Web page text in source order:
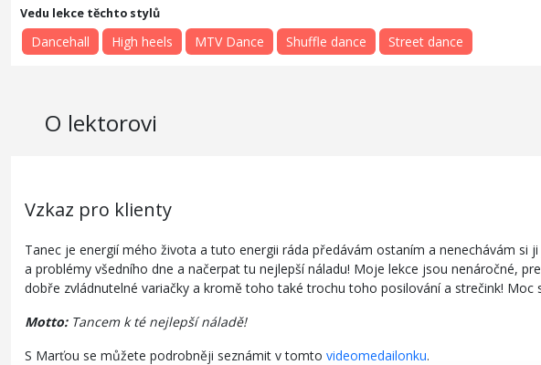
Dancehall High heels MTV Dance Shuffle dance Street dance
O lektorovi
Vzkaz pro klienty
Tanec je energií mého života a tuto energii ráda předávám ostaním a nenechávám
a problémy všedního dne a načerpat tu nejlepší náladu! Moje lekce jsou nenáročné,
dobře zvládnutelné variačky a kromě toho také trochu toho posilování a strečink! Moc
Motto:Tancem k té nejlepší náladě!
S Marťou se můžete podrobněji seznámit v tomto videomedailonku.